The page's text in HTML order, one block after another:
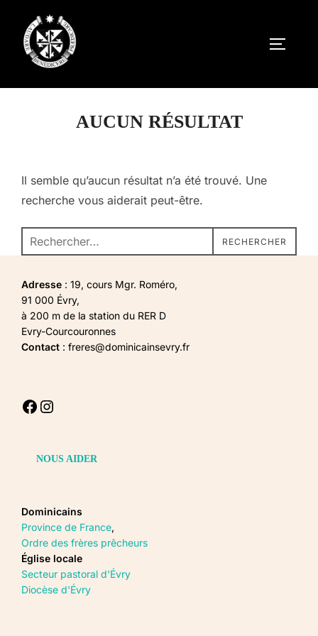
contenu
AUCUN RÉSULTAT
Il semble qu’aucun résultat n’a été trouvé. Une
recherche vous aiderait peut-être.
Recherche
pour :
RECHERCHER
Adresse : 19, cours Mgr. Roméro,
91 000 Évry,
à 200 m de la station du RER D
Evry-Courcouronnes
Contact : freres@dominicainsevry.fr
Facebook
Instagram
NOUS AIDER
Dominicains
Province de France,
Ordre des frères prêcheurs
Église locale
Secteur pastoral d'Évry
Diocèse d'Évry